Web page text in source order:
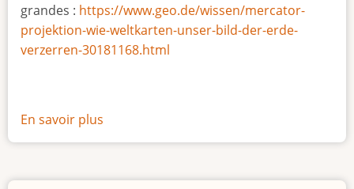
grandes : https://www.geo.de/wissen/mercator-
projektion-wie-weltkarten-unser-bild-der-erde-
verzerren-30181168.html
En savoir plus
La
taille